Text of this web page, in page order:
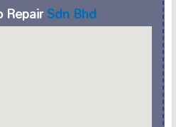
RepairSdn Bhd